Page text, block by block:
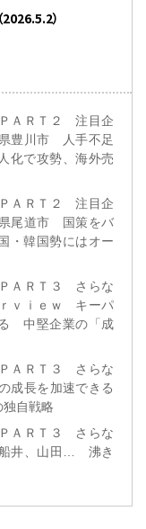
）
ＡＲＴ２ 注目企
豊川市 人手不足
化で攻勢、海外売
ＡＲＴ２ 注目企
尾道市 国策をバ
・韓国勢にはオー
ＡＲＴ３ さらな
ｖｉｅｗ キーパ
中堅企業の「成
ＡＲＴ３ さらな
成長を加速できる
自戦略
ＡＲＴ３ さらな
井、山田… 沸き